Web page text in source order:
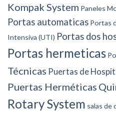
Kompak System Paneles
Portas automaticas Portas
Intensiva (UTI) Portas dos
Portas hermeticas
Técnicas Puertas de
Puertas Herméticas
Rotary System salas de